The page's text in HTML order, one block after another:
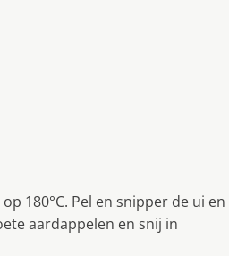
180°C. Pel en snipper de ui en
aardappelen en snij in